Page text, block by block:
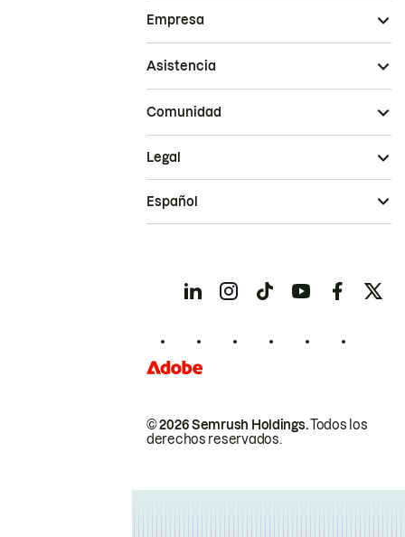
Empresa
Asistencia
Comunidad
© 2026 Semrush Holdings.Todos los
derechos reservados.
Legal
Español